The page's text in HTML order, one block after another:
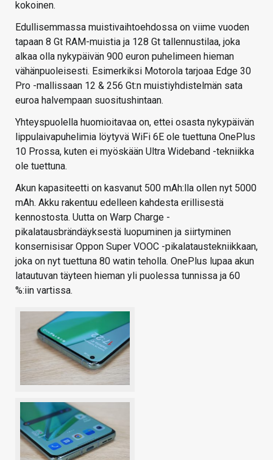
kokoinen.
Edullisemmassa muistivaihtoehdossa on viime vuoden
tapaan 8 Gt RAM-muistia ja 128 Gt tallennustilaa, joka
alkaa olla nykypäivän 900 euron puhelimeen hieman
vähänpuoleisesti. Esimerkiksi Motorola tarjoaa Edge 30
Pro -mallissaan 12 & 256 Gt:n muistiyhdistelmän sata
euroa halvempaan suositushintaan.
Yhteyspuolella huomioitavaa on, ettei osasta nykypäivän
lippulaivapuhelimia löytyvä WiFi 6E ole tuettuna OnePlus
10 Prossa, kuten ei myöskään Ultra Wideband -tekniikka
ole tuettuna.
Akun kapasiteetti on kasvanut 500 mAh:lla ollen nyt 5000
mAh. Akku rakentuu edelleen kahdesta erillisestä
kennostosta. Uutta on Warp Charge -
pikalatausbrändäyksestä luopuminen ja siirtyminen
konsernisisar Oppon Super VOOC -pikalataustekniikkaan,
joka on nyt tuettuna 80 watin teholla. OnePlus lupaa akun
latautuvan täyteen hieman yli puolessa tunnissa ja 60
%:iin vartissa.